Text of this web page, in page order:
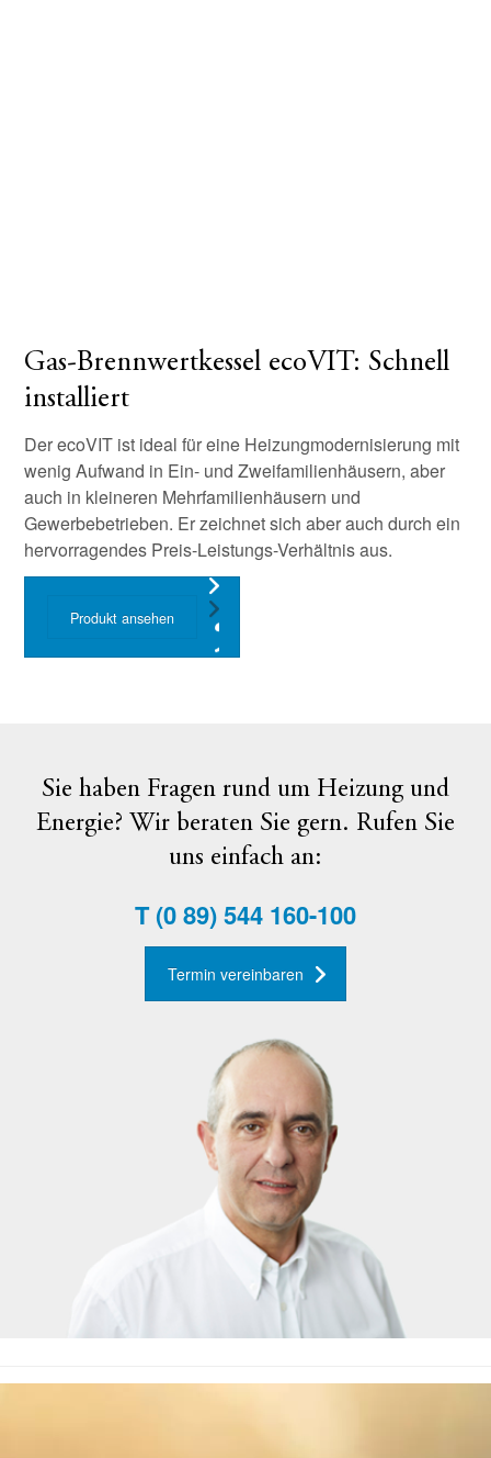
Gas-Brennwertkessel ecoVIT: Schnell
installiert
Der ecoVIT ist ideal für eine Heizungmodernisierung mit
wenig Aufwand in Ein- und Zweifamilienhäusern, aber
auch in kleineren Mehrfamilienhäusern und
Gewerbebetrieben. Er zeichnet sich aber auch durch ein
hervorragendes Preis-Leistungs-Verhältnis aus.
Produkt ansehen
Sie haben Fragen rund um Heizung und
Energie? Wir beraten Sie gern. Rufen Sie
uns einfach an:
T(0 89) 544 160-100
Termin vereinbaren